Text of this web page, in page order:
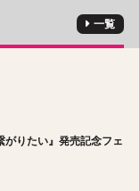
一覧
がりたい』発売記念フェ